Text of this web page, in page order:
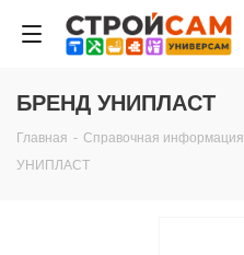
БРЕНД УНИПЛАСТ
Главная - Справочная информация
УНИПЛАСТ